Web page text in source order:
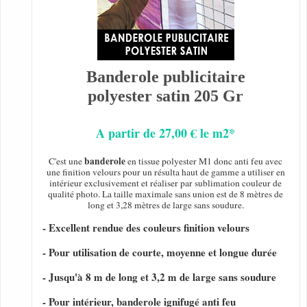
Banderole publicitaire
polyester satin 205 Gr
A partir de 27,00 € le m2*
C'est unebanderoleen tissue polyester M1 donc anti feu avec
une finition velours pour un résulta haut de gamme a utiliser en
intérieur exclusivement et réaliser par sublimation couleur de
qualité photo. La taille maximale sans union est de 8 mètres de
long et 3,28 mètres de large sans soudure.
- Excellent rendue des couleurs finition velours
- Pour utilisation de courte, moyenne et longue durée
- Jusqu'à 8 m de long et 3,2 m de large sans soudure
- Pour intérieur, banderole ignifugé anti feu